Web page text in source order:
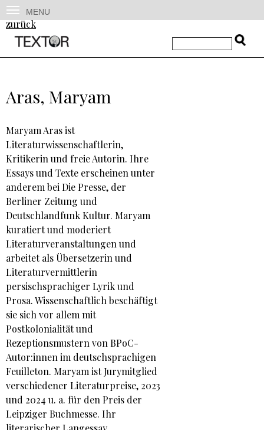
MENU
zurück
Aras, Maryam
Maryam Aras ist
Literaturwissenschaftlerin,
Kritikerin und freie Autorin. Ihre
Essays und Texte erscheinen unter
anderem bei Die Presse, der
Berliner Zeitung und
Deutschlandfunk Kultur. Maryam
kuratiert und moderiert
Literaturveranstaltungen und
arbeitet als Übersetzerin und
Literaturvermittlerin
persischsprachiger Lyrik und
Prosa. Wissenschaftlich beschäftigt
sie sich vor allem mit
Postkolonialität und
Rezeptionsmustern von BPoC-
Autor:innen im deutschsprachigen
Feuilleton. Maryam ist Jurymitglied
verschiedener Literaturpreise, 2023
und 2024 u. a. für den Preis der
Leipziger Buchmesse. Ihr